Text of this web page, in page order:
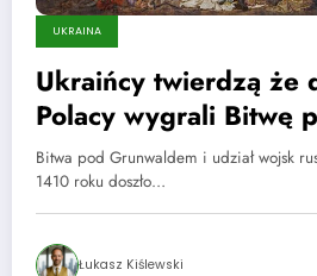
UKRAINA
Ukraińcy twierdzą że
Polacy wygrali Bitwę
Grunwaldem
Bitwa pod Grunwaldem i udział wojsk
1410 roku doszło…
Łukasz Kiślewski